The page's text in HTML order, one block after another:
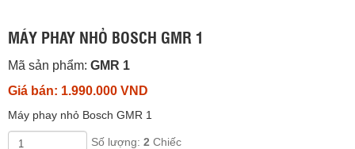
MÁY PHAY NHỎ BOSCH GMR 1
Mã sản phẩm: GMR 1
Giá bán: 1.990.000 VND
Máy phay nhỏ Bosch GMR 1
Số lượng: 2 Chiếc